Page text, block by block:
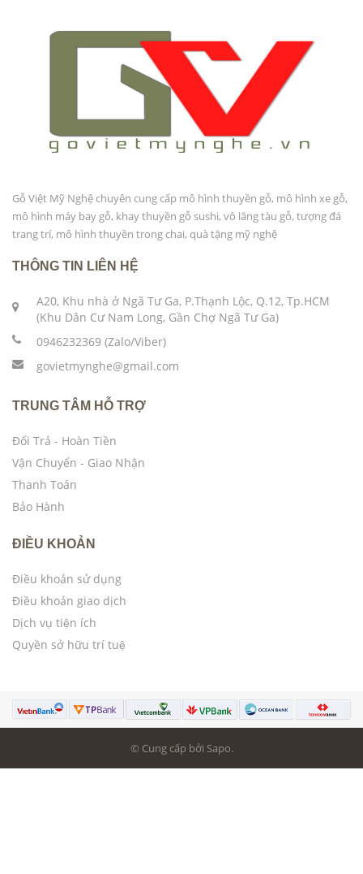
Gỗ Việt Mỹ Nghệ chuyên cung cấp mô hình thuyền gỗ, mô hình xe gỗ,
mô hình máy bay gỗ, khay thuyền gỗ sushi, vô lăng tàu gỗ, tượng đá
trang trí, mô hình thuyền trong chai, quà tặng mỹ nghệ
THÔNG TIN LIÊN HỆ
A20, Khu nhà ở Ngã Tư Ga, P.Thạnh Lộc, Q.12, Tp.HCM
(Khu Dân Cư Nam Long, Gần Chợ Ngã Tư Ga)
0946232369 (Zalo/Viber)
govietmynghe@gmail.com
TRUNG TÂM HỖ TRỢ
Đổi Trả - Hoàn Tiền
Vận Chuyển - Giao Nhận
Thanh Toán
Bảo Hành
ĐIỀU KHOẢN
Điều khoản sử dụng
Điều khoản giao dịch
Dịch vụ tiện ích
Quyền sở hữu trí tuệ
© Cung cấp bởi Sapo.